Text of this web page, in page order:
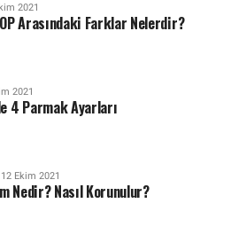
2021
Arasındaki Farklar Nelerdir?
2021
4 Parmak Ayarları
12 Ekim 2021
Nedir? Nasıl Korunulur?